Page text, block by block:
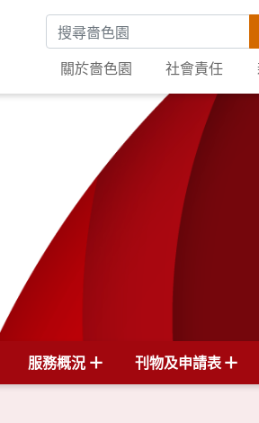
搜尋關鍵字
關於嗇色園
社會責任
服務概況 刊物及申請表